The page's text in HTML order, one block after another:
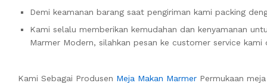
Demi keamanan barang saat pengiriman kami packing
Kami selalu memberikan kemudahan dan kenyamanan
Marmer Modern, silahkan pesan ke customer service kami
Kami Sebagai Produsen Meja Makan Marmer Permukaan